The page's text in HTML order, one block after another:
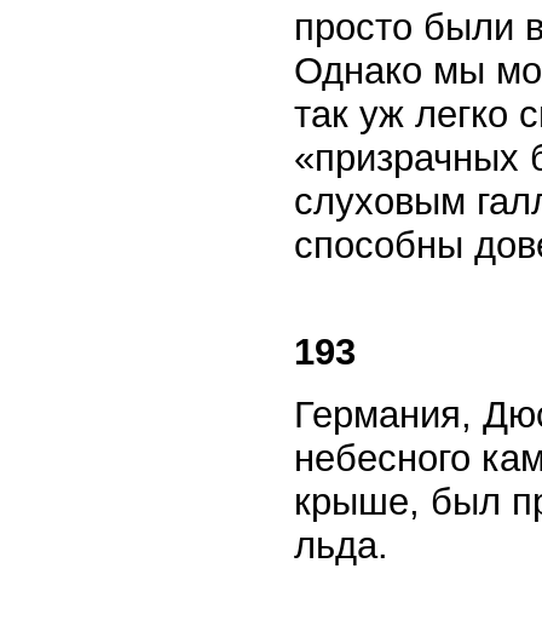
просто были
Однако мы
так уж легко
«призрачных
слуховым
способны
193
Германия,
небесного
крыше, был
льда.